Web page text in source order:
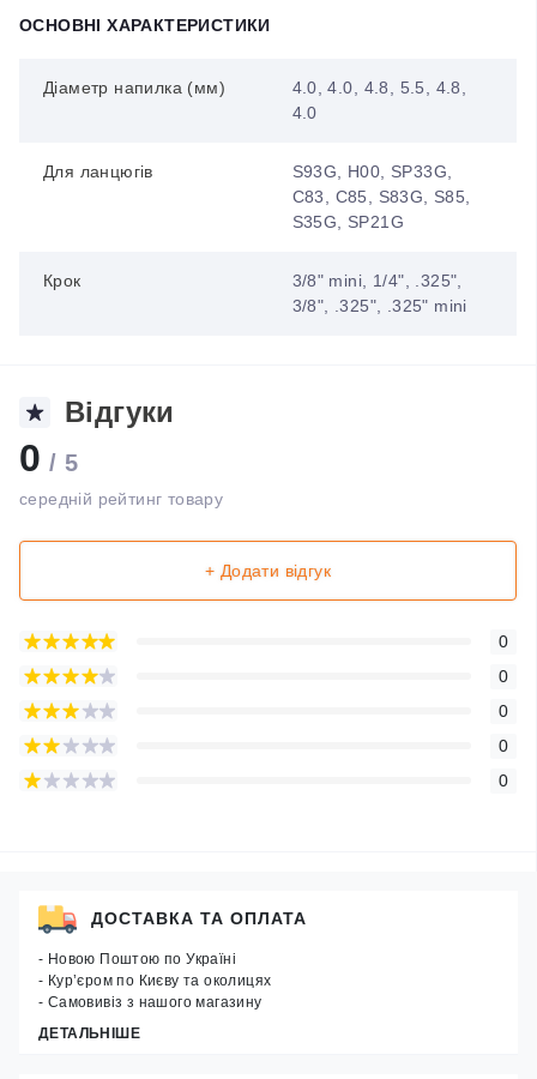
ОСНОВНІ ХАРАКТЕРИСТИКИ
Діаметр напилка (мм)
4.0, 4.0, 4.8, 5.5, 4.8,
4.0
Для ланцюгів
S93G, H00, SP33G,
C83, C85, S83G, S85,
S35G, SP21G
Крок
3/8" mini, 1/4", .325",
3/8", .325", .325" mini
Відгуки
0 / 5
середній рейтинг товару
+ Додати відгук
0
0
0
0
0
ДОСТАВКА ТА ОПЛАТА
- Новою Поштою по Україні
- Кур’єром по Києву та околицях
- Самовивіз з нашого магазину
ДЕТАЛЬНІШЕ